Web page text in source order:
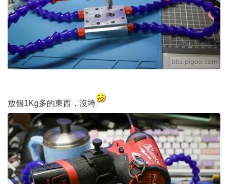
放個1Kg多的東西，沒垮